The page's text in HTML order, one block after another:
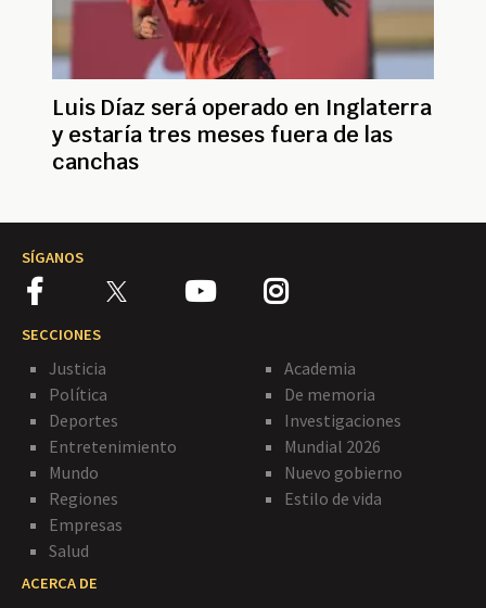
Luis Díaz será operado en Inglaterra
y estaría tres meses fuera de las
canchas
SÍGANOS
SECCIONES
Justicia
Política
Deportes
Entretenimiento
Mundo
Regiones
Empresas
Salud
Academia
De memoria
Investigaciones
Mundial 2026
Nuevo gobierno
Estilo de vida
ACERCA DE